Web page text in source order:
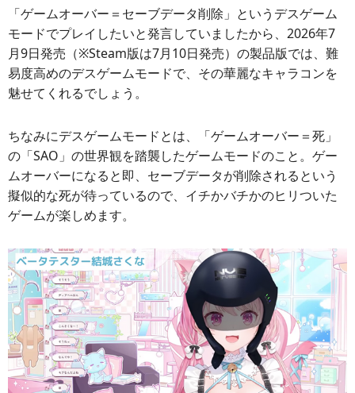
「ゲームオーバー＝セーブデータ削除」というデスゲーム
モードでプレイしたいと発言していましたから、2026年7
月9日発売（※Steam版は7月10日発売）の製品版では、難
易度高めのデスゲームモードで、その華麗なキャラコンを
魅せてくれるでしょう。
ちなみにデスゲームモードとは、「ゲームオーバー＝死」
の「SAO」の世界観を踏襲したゲームモードのこと。ゲー
ムオーバーになると即、セーブデータが削除されるという
擬似的な死が待っているので、イチかバチかのヒリついた
ゲームが楽しめます。